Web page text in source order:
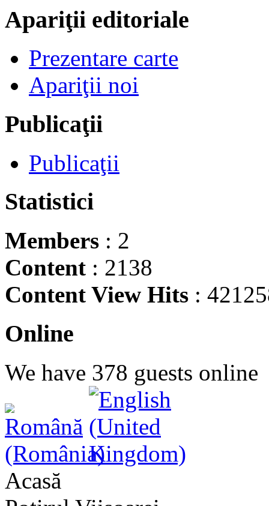
Apariţii editoriale
Prezentare carte
Apariţii noi
Publicaţii
Publicaţii
Statistici
Members : 2
Content : 2138
Content View Hits :
Online
We have 378 guests online
Acasă